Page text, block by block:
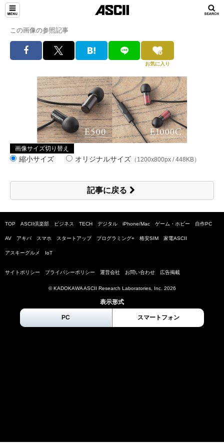
この画像の参照記事
お気に入り
画像サイズ切り替え
縮小サイズ オリジナルサイズ （1200x800px / 448KB）
記事に戻る
TOP ASCII倶楽部 ビジネス TECH デジタル iPhone/Mac ゲーム・ホビー 自作PC
AV アキバ スマホ スタートアップ プログラミング+ 格安SIM 家電ASCII
アスキーグルメ IoT
サイトポリシー プライバシーポリシー 運営会社 お問い合わせ 広告掲載
© KADOKAWA ASCII Research Laboratories, Inc. 2026
表示形式
PC スマートフォン